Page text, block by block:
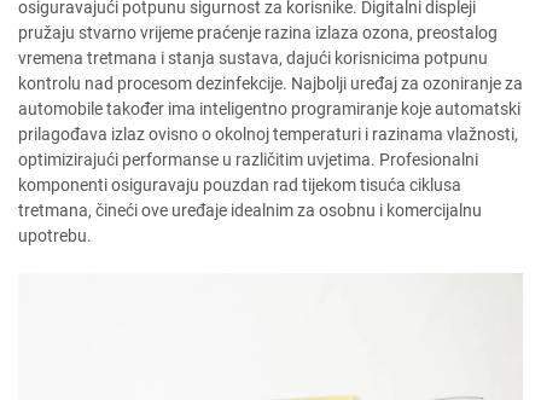
osiguravajući potpunu sigurnost za korisnike. Digitalni displeji
pružaju stvarno vrijeme praćenje razina izlaza ozona, preostalog
vremena tretmana i stanja sustava, dajući korisnicima potpunu
kontrolu nad procesom dezinfekcije. Najbolji uređaj za ozoniranje za
automobile također ima inteligentno programiranje koje automatski
prilagođava izlaz ovisno o okolnoj temperaturi i razinama vlažnosti,
optimizirajući performanse u različitim uvjetima. Profesionalni
komponenti osiguravaju pouzdan rad tijekom tisuća ciklusa
tretmana, čineći ove uređaje idealnim za osobnu i komercijalnu
upotrebu.